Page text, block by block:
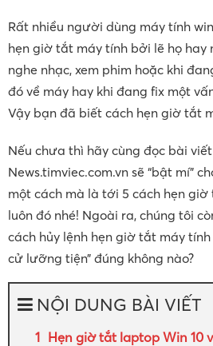
Rất nhiều người dùng máy tính
hẹn giờ tắt máy tính bởi lẽ họ hay
nghe nhạc, xem phim hoặc khi
đó về máy hay khi đang fix một
Vậy bạn đã biết cách hẹn giờ tắt
Nếu chưa thì hãy cùng đọc bài
News.timviec.com.vn sẽ “bật mí”
một cách mà là tới 5 cách hẹn
luôn đó nhé! Ngoài ra, chúng tôi
cách hủy lệnh hẹn giờ tắt máy
cử lưỡng tiện” đúng không nào?
NỘI DUNG BÀI VIẾT
Hẹn giờ tắt laptop Win 10